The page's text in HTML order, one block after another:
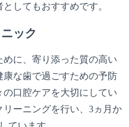
してもおすすめです。
ック
に、寄り添った質の高い
な歯で過ごすための予防
口腔ケアを大切にしてい
ーニングを行い、3ヵ月か